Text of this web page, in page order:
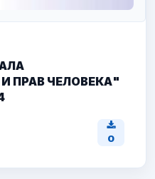
ПРАВ ЧЕЛОВЕКА"
0